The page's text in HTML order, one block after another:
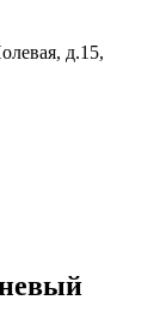
д.15,